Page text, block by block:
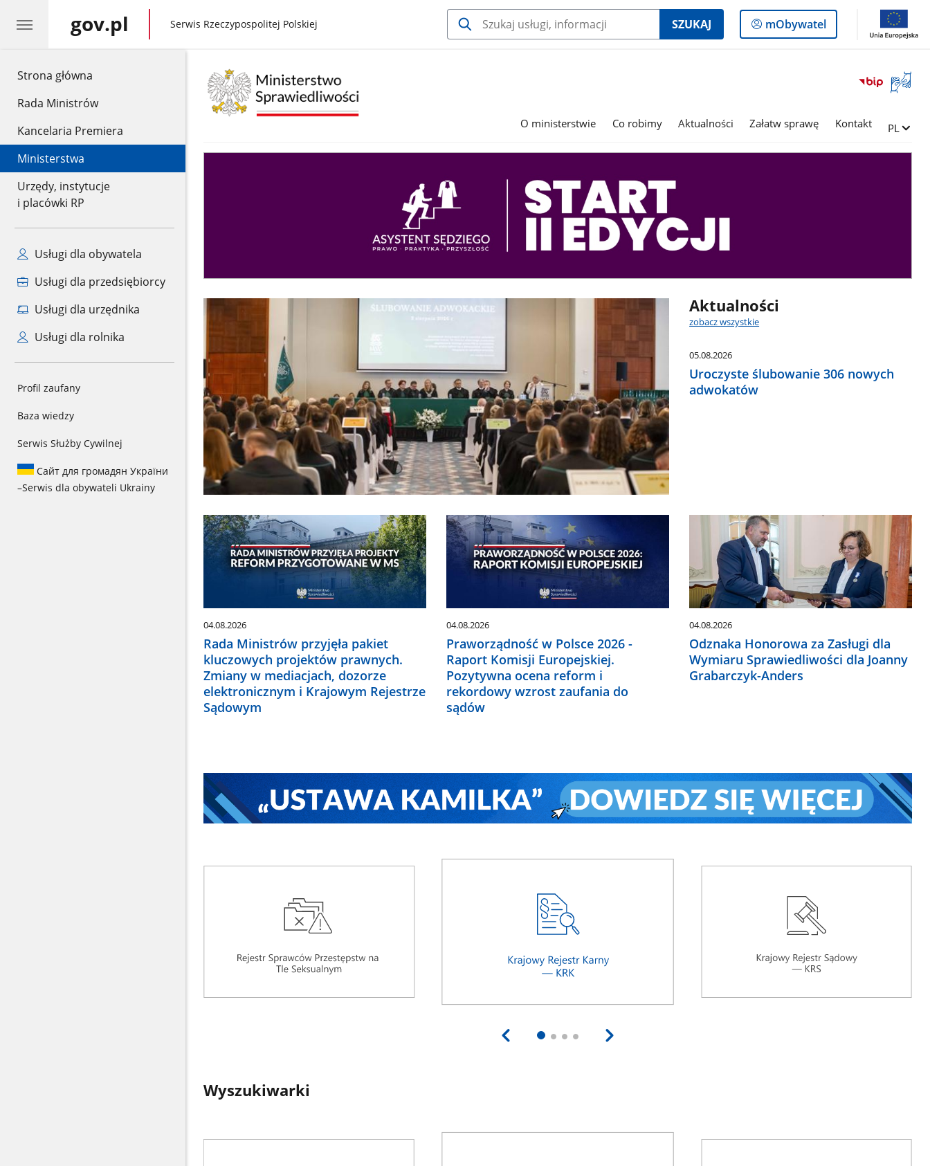
Strona główna
Rada Ministrów
Kancelaria Premiera
Ministerstwa
Urzędy, instytucje
i placówki RP
Usługi dla obywatela
Usługi dla przedsiębiorcy
Usługi dla urzędnika
Usługi dla rolnika
Profil zaufany
Baza wiedzy
Serwis Służby Cywilnej
Сайт для громадян України
–Serwis dla obywateli Ukrainy
gov.pl gov.pl
Serwis Rzeczypospolitej Polskiej SZUKAJ
Logowanie
do
mObywatel
Otwórz
okno
języka
O ministerstwie Co robimy Aktualności Załatw sprawę Kontakt Zmień
PL
Aktualności
zobacz wszystkie
05.08.2026
Uroczyste ślubowanie 306 nowych
adwokatów
04.08.2026
Rada Ministrów przyjęła pakiet
kluczowych projektów prawnych.
Zmiany w mediacjach, dozorze
elektronicznym i Krajowym Rejestrze
Sądowym
04.08.2026
Praworządność w Polsce 2026 -
Raport Komisji Europejskiej.
Pozytywna ocena reform i
rekordowy wzrost zaufania do
sądów
04.08.2026
Odznaka Honorowa za Zasługi dla
Wymiaru Sprawiedliwości dla Joanny
Grabarczyk-Anders
Wyszukiwarki